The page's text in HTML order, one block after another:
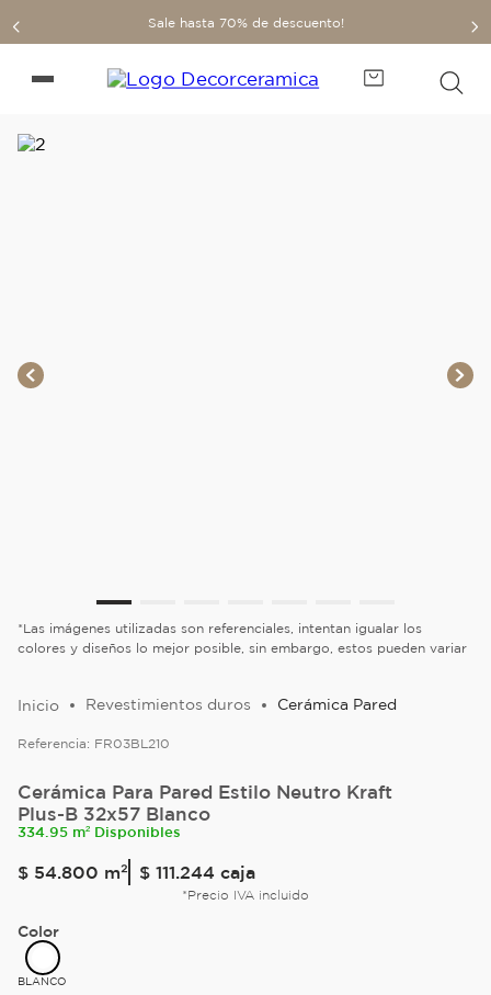
Sale hasta 70% de descuento!
*Las imágenes utilizadas son referenciales, intentan igualar los
colores y diseños lo mejor posible, sin embargo, estos pueden variar
Revestimientos duros Cerámica Pared
Referencia: FR03BL210
Cerámica Para Pared Estilo Neutro Kraft
Plus-B 32x57 Blanco
334.95 m² Disponibles
$ 54.800 m² $ 111.244 caja
*Precio IVA incluido
Color
BLANCO